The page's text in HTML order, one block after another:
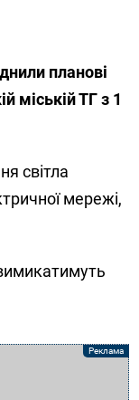
планові
міській ТГ з 1
світла
мережі,